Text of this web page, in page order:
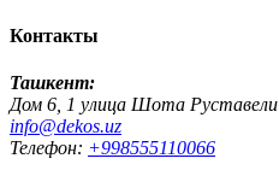
Контакты
Ташкент:
Дом 6, 1 улица Шота Руставели
info@dekos.uz
Телефон: +998555110066